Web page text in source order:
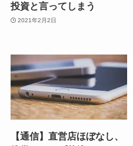
投資と言ってしまう
2021年2月2日
【通信】直営店ほぼなし、